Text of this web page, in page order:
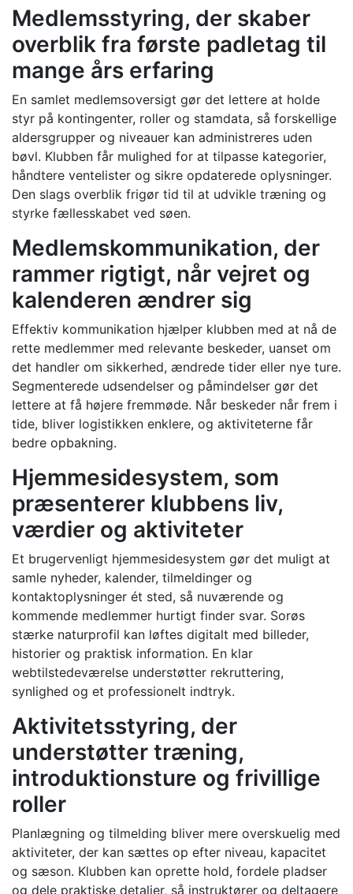
Medlemsstyring, der skaber
overblik fra første padletag til
mange års erfaring
En samlet medlemsoversigt gør det lettere at holde
styr på kontingenter, roller og stamdata, så forskellige
aldersgrupper og niveauer kan administreres uden
bøvl. Klubben får mulighed for at tilpasse kategorier,
håndtere ventelister og sikre opdaterede oplysninger.
Den slags overblik frigør tid til at udvikle træning og
styrke fællesskabet ved søen.
Medlemskommunikation, der
rammer rigtigt, når vejret og
kalenderen ændrer sig
Effektiv kommunikation hjælper klubben med at nå de
rette medlemmer med relevante beskeder, uanset om
det handler om sikkerhed, ændrede tider eller nye ture.
Segmenterede udsendelser og påmindelser gør det
lettere at få højere fremmøde. Når beskeder når frem i
tide, bliver logistikken enklere, og aktiviteterne får
bedre opbakning.
Hjemmesidesystem, som
præsenterer klubbens liv,
værdier og aktiviteter
Et brugervenligt hjemmesidesystem gør det muligt at
samle nyheder, kalender, tilmeldinger og
kontaktoplysninger ét sted, så nuværende og
kommende medlemmer hurtigt finder svar. Sorøs
stærke naturprofil kan løftes digitalt med billeder,
historier og praktisk information. En klar
webtilstedeværelse understøtter rekruttering,
synlighed og et professionelt indtryk.
Aktivitetsstyring, der
understøtter træning,
introduktionsture og frivillige
roller
Planlægning og tilmelding bliver mere overskuelig med
aktiviteter, der kan sættes op efter niveau, kapacitet
og sæson. Klubben kan oprette hold, fordele pladser
og dele praktiske detaljer, så instruktører og deltagere